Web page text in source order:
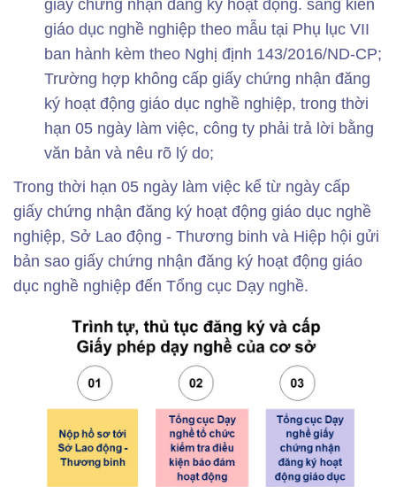
giấy chứng nhận đăng ký hoạt động. sáng kiến ​​
giáo dục nghề nghiệp theo mẫu tại Phụ lục VII
ban hành kèm theo Nghị định 143/2016/ND-CP;
Trường hợp không cấp giấy chứng nhận đăng
ký hoạt động giáo dục nghề nghiệp, trong thời
hạn 05 ngày làm việc, công ty phải trả lời bằng
văn bản và nêu rõ lý do;
Trong thời hạn 05 ngày làm việc kể từ ngày cấp
giấy chứng nhận đăng ký hoạt động giáo dục nghề
nghiệp, Sở Lao động - Thương binh và Hiệp hội gửi
bản sao giấy chứng nhận đăng ký hoạt động giáo
dục nghề nghiệp đến Tổng cục Dạy nghề.